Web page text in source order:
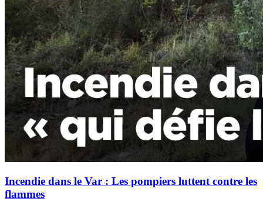
Incendie dans le Var : Les pompiers luttent contre les
flammes